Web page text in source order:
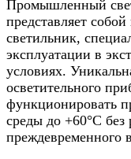
Промышленный
представляет
светильник,
эксплуатации в
условиях.
осветительного
функционировать
среды до +60°C без
преждевременного